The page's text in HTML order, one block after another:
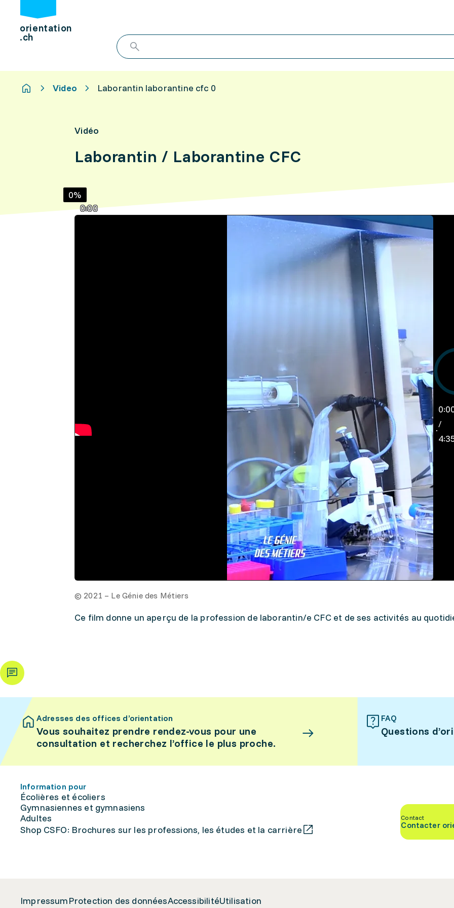
orientation
.ch
Video Laborantin laborantine cfc 0
Vidéo
Laborantin / Laborantine CFC
0:00
0%
/
© 2021 – Le Génie des Métiers
Ce film donne un aperçu de la profession de laborantin/e CFC et de ses activités au
Adresses des offices d’orientation
Vous souhaitez prendre rendez-vous pour une
consultation et recherchez l’office le plus proche.
FAQ
Questions
Information pour
Écolières et écoliers
Gymnasiennes et gymnasiens
Adultes
Shop CSFO: Brochures sur les professions, les études et la carrière
Contact
Contacter
ImpressumProtection des donnéesAccessibilitéUtilisation